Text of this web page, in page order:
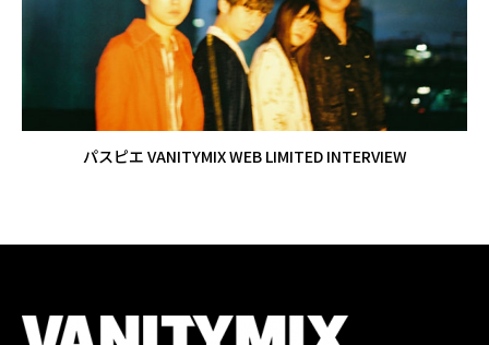
パスピエ VANITYMIX WEB LIMITED INTERVIEW